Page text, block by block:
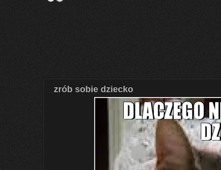
zrób sobie dziecko